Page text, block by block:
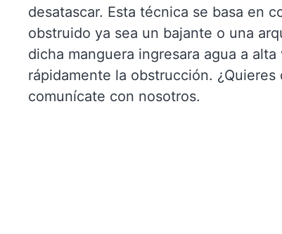
desatascar. Esta técnica se basa en
obstruido ya sea un bajante o una
dicha manguera ingresara agua a
rápidamente la obstrucción.
comunícate con nosotros.